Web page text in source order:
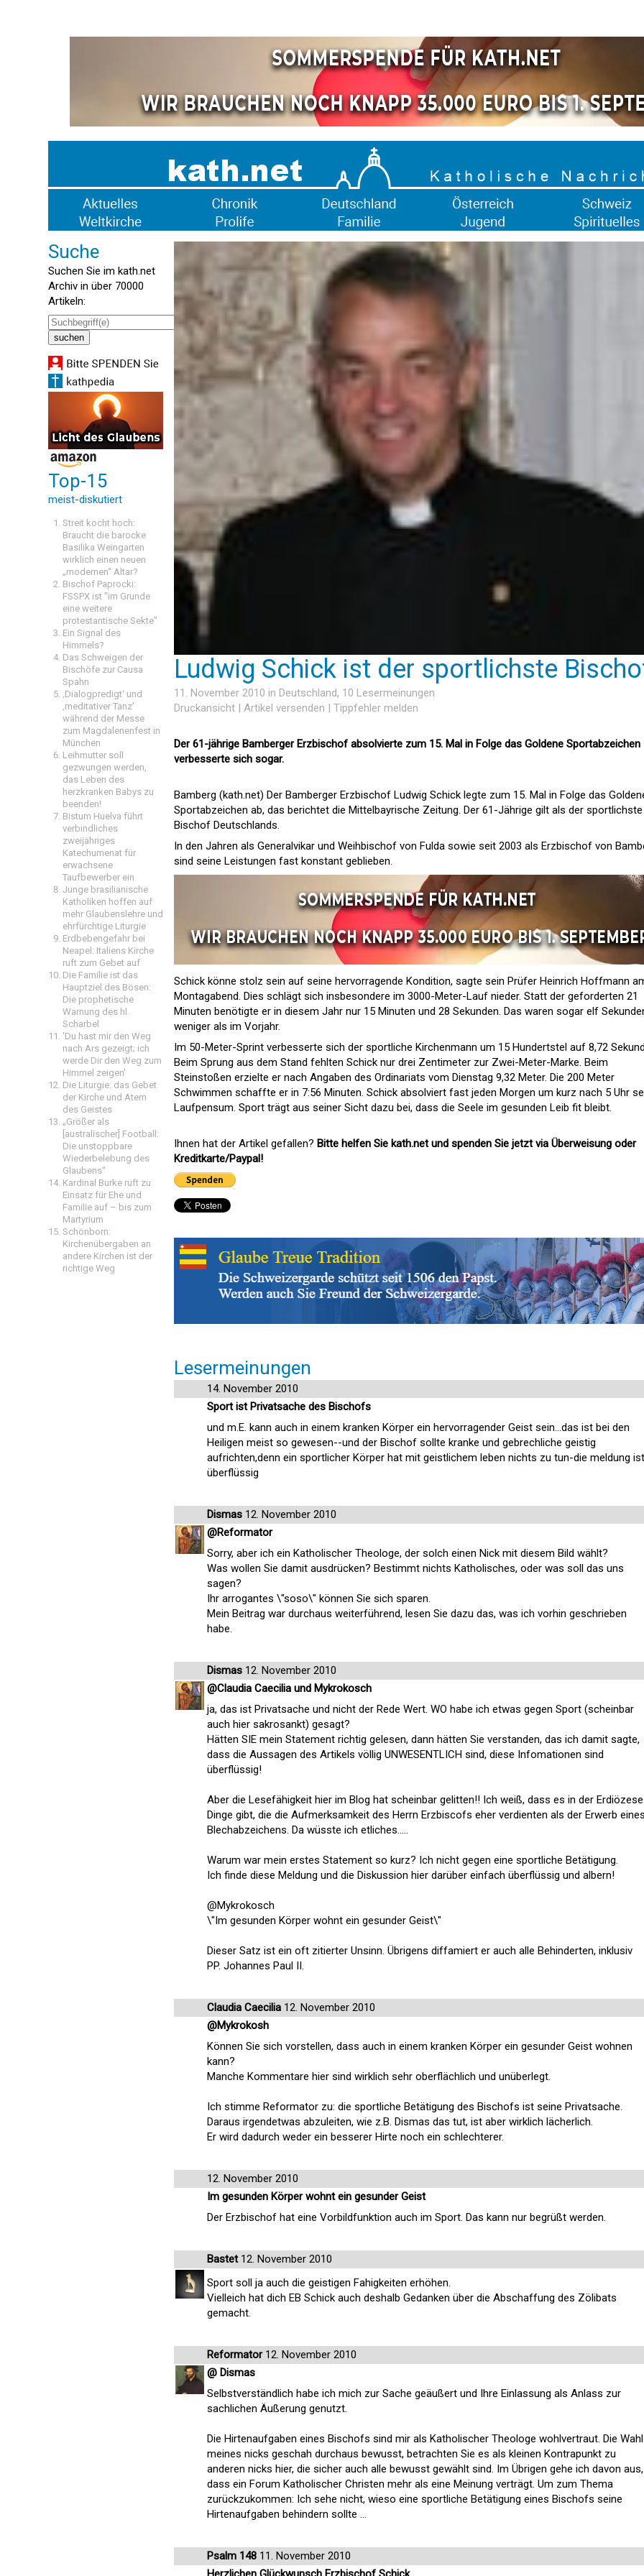
Suche
Suchen Sie im kath.net
Archiv in über 70000
Artikeln:
Top-15
meist-diskutiert
Streit kocht hoch:
Braucht die barocke
Basilika Weingarten
wirklich einen neuen
„modernen“ Altar?
Bischof Paprocki:
FSSPX ist "im Grunde
eine weitere
protestantische Sekte"
Ein Signal des
Himmels?
Das Schweigen der
Bischöfe zur Causa
Spahn
‚Dialogpredigt‘ und
‚meditativer Tanz’
während der Messe
zum Magdalenenfest in
München
Leihmutter soll
gezwungen werden,
das Leben des
herzkranken Babys zu
beenden!
Bistum Huelva führt
verbindliches
zweijähriges
Katechumenat für
erwachsene
Taufbewerber ein
Junge brasilianische
Katholiken hoffen auf
mehr Glaubenslehre und
ehrfürchtige Liturgie
Erdbebengefahr bei
Neapel: Italiens Kirche
ruft zum Gebet auf
Die Familie ist das
Hauptziel des Bösen:
Die prophetische
Warnung des hl.
Scharbel
'Du hast mir den Weg
nach Ars gezeigt; ich
werde Dir den Weg zum
Himmel zeigen'
Die Liturgie: das Gebet
der Kirche und Atem
des Geistes
„Größer als
[australischer] Football:
Die unstoppbare
Wiederbelebung des
Glaubens“
Kardinal Burke ruft zu
Einsatz für Ehe und
Familie auf – bis zum
Martyrium
Schönborn:
Kirchenübergaben an
andere Kirchen ist der
richtige Weg
Ludwig Schick ist der sportlichste
11. November 2010 in Deutschland, 10 Lesermeinungen
Druckansicht
Artikel versenden Tippfehler melden
Der 61-jährige Bamberger Erzbischof absolvierte zum 15. Mal in Folge das Goldene Sportabzeichen
verbesserte sich sogar.
Bamberg (kath.net) Der Bamberger Erzbischof Ludwig Schick legte zum 15. Mal in Folge das
Sportabzeichen ab, das berichtet die Mittelbayrische Zeitung. Der 61-Jährige gilt als der sportlichste
Bischof Deutschlands.
In den Jahren als Generalvikar und Weihbischof von Fulda sowie seit 2003 als Erzbischof von
sind seine Leistungen fast konstant geblieben.
Schick könne stolz sein auf seine hervorragende Kondition, sagte sein Prüfer Heinrich Hoffmann
Montagabend. Dies schlägt sich insbesondere im 3000-Meter-Lauf nieder. Statt der geforderten 21
Minuten benötigte er in diesem Jahr nur 15 Minuten und 28 Sekunden. Das waren sogar elf
weniger als im Vorjahr.
Im 50-Meter-Sprint verbesserte sich der sportliche Kirchenmann um 15 Hundertstel auf 8,72
Beim Sprung aus dem Stand fehlten Schick nur drei Zentimeter zur Zwei-Meter-Marke. Beim
Steinstoßen erzielte er nach Angaben des Ordinariats vom Dienstag 9,32 Meter. Die 200 Meter
Schwimmen schaffte er in 7:56 Minuten. Schick absolviert fast jeden Morgen um kurz nach 5 Uhr
Laufpensum. Sport trägt aus seiner Sicht dazu bei, dass die Seele im gesunden Leib fit bleibt.
Ihnen hat der Artikel gefallen? Bitte helfen Sie kath.net und spenden Sie jetzt via Überweisung oder
Kreditkarte/Paypal!
Lesermeinungen
14. November 2010
Sport ist Privatsache des Bischofs
und m.E. kann auch in einem kranken Körper ein hervorragender Geist sein...das ist bei den
Heiligen meist so gewesen--und der Bischof sollte kranke und gebrechliche geistig
aufrichten,denn ein sportlicher Körper hat mit geistlichem leben nichts zu tun-die meldung ist
überflüssig
Dismas 12. November 2010
@Reformator
Sorry, aber ich ein Katholischer Theologe, der solch einen Nick mit diesem Bild wählt?
Was wollen Sie damit ausdrücken? Bestimmt nichts Katholisches, oder was soll das uns
sagen?
Ihr arrogantes \"soso\" können Sie sich sparen.
Mein Beitrag war durchaus weiterführend, lesen Sie dazu das, was ich vorhin geschrieben
habe.
Dismas 12. November 2010
@Claudia Caecilia und Mykrokosch
ja, das ist Privatsache und nicht der Rede Wert. WO habe ich etwas gegen Sport (scheinbar
auch hier sakrosankt) gesagt?
Hätten SIE mein Statement richtig gelesen, dann hätten Sie verstanden, das ich damit sagte,
dass die Aussagen des Artikels völlig UNWESENTLICH sind, diese Infomationen sind
überflüssig!
Aber die Lesefähigkeit hier im Blog hat scheinbar gelitten!! Ich weiß, dass es in der Erdiözese
Dinge gibt, die die Aufmerksamkeit des Herrn Erzbiscofs eher verdienten als der Erwerb
Blechabzeichens. Da wüsste ich etliches.....
Warum war mein erstes Statement so kurz? Ich nicht gegen eine sportliche Betätigung.
Ich finde diese Meldung und die Diskussion hier darüber einfach überflüssig und albern!
@Mykrokosch
\"Im gesunden Körper wohnt ein gesunder Geist\"
Dieser Satz ist ein oft zitierter Unsinn. Übrigens diffamiert er auch alle Behinderten, inklusiv
PP. Johannes Paul II.
Claudia Caecilia 12. November 2010
@Mykrokosh
Können Sie sich vorstellen, dass auch in einem kranken Körper ein gesunder Geist wohnen
kann?
Manche Kommentare hier sind wirklich sehr oberflächlich und unüberlegt.
Ich stimme Reformator zu: die sportliche Betätigung des Bischofs ist seine Privatsache.
Daraus irgendetwas abzuleiten, wie z.B. Dismas das tut, ist aber wirklich lächerlich.
Er wird dadurch weder ein besserer Hirte noch ein schlechterer.
12. November 2010
Im gesunden Körper wohnt ein gesunder Geist
Der Erzbischof hat eine Vorbildfunktion auch im Sport. Das kann nur begrüßt werden.
Bastet12. November 2010
Sport soll ja auch die geistigen Fahigkeiten erhöhen.
Vielleich hat dich EB Schick auch deshalb Gedanken über die Abschaffung des Zölibats
gemacht.
Reformator12. November 2010
@ Dismas
Selbstverständlich habe ich mich zur Sache geäußert und Ihre Einlassung als Anlass zur
sachlichen Äußerung genutzt.
Die Hirtenaufgaben eines Bischofs sind mir als Katholischer Theologe wohlvertraut. Die Wahl
meines nicks geschah durchaus bewusst, betrachten Sie es als kleinen Kontrapunkt zu
anderen nicks hier, die sicher auch alle bewusst gewählt sind. Im Übrigen gehe ich davon aus,
dass ein Forum Katholischer Christen mehr als eine Meinung verträgt. Um zum Thema
zurückzukommen: Ich sehe nicht, wieso eine sportliche Betätigung eines Bischofs seine
Hirtenaufgaben behindern sollte ...
Psalm 148 11. November 2010